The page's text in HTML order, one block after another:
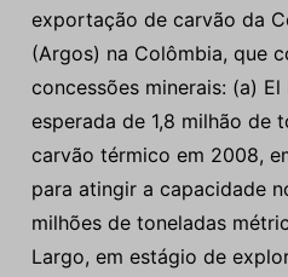
exportação de carvão da
(Argos) na Colômbia, que
concessões minerais: (a)
esperada de 1,8 milhão de
carvão térmico em 2008,
para atingir a capacidade
milhões de toneladas
Largo, em estágio de